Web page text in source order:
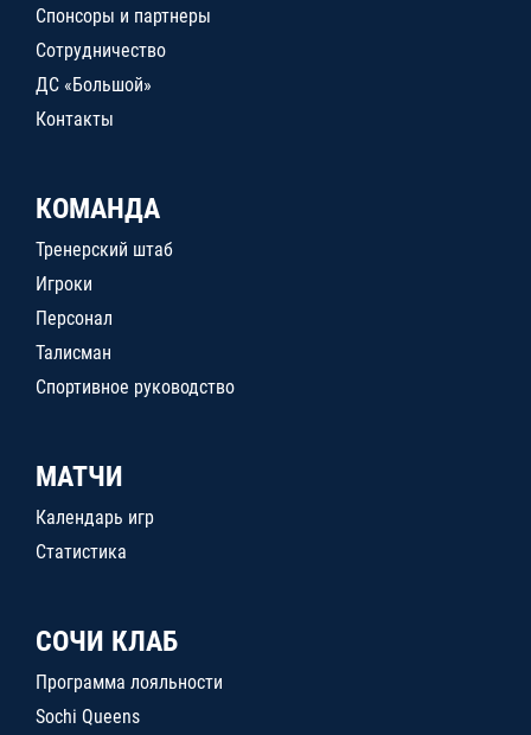
Спонсоры и партнеры
Сотрудничество
ДС «Большой»
Контакты
КОМАНДА
Тренерский штаб
Игроки
Персонал
Талисман
Спортивное руководство
МАТЧИ
Календарь игр
Статистика
СОЧИ КЛАБ
Программа лояльности
Sochi Queens